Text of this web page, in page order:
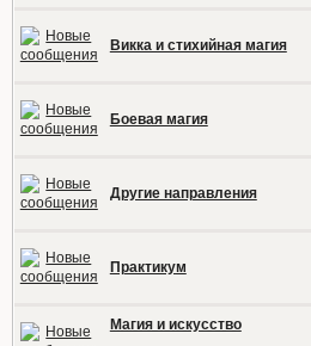
Викка и стихийная магия
Боевая магия
Другие направления
Практикум
Магия и искусство